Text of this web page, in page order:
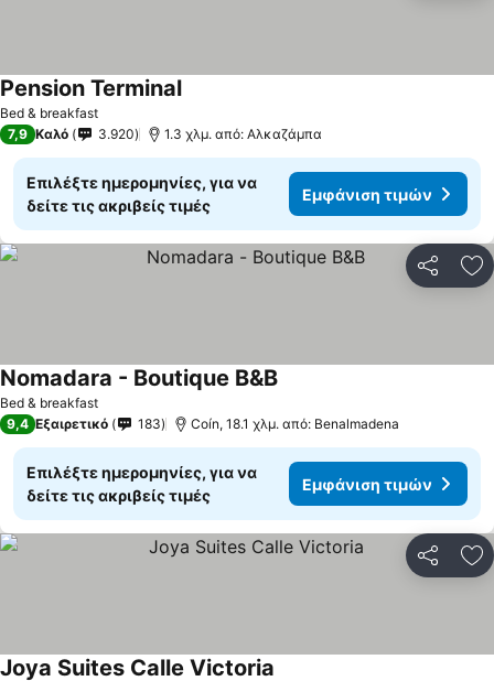
Bed & breakfast
Pension TerminalΕμφάνιση τιμών
7,9 Καλό 3.920 1.3 χλμ. από: Αλκαζάμπα
Επιλέξτε ημερομηνίες, για να
δείτε τις ακριβείς τιμές
Εμφάνιση τιμών
Bed & breakfast
Nomadara - Boutique B&BΕμφάνιση τιμών
9,4 Εξαιρετικό 183 Coín, 18.1 χλμ. από: Benalmadena
Επιλέξτε ημερομηνίες, για να
δείτε τις ακριβείς τιμές
Εμφάνιση τιμών
Joya Suites Calle Victoria